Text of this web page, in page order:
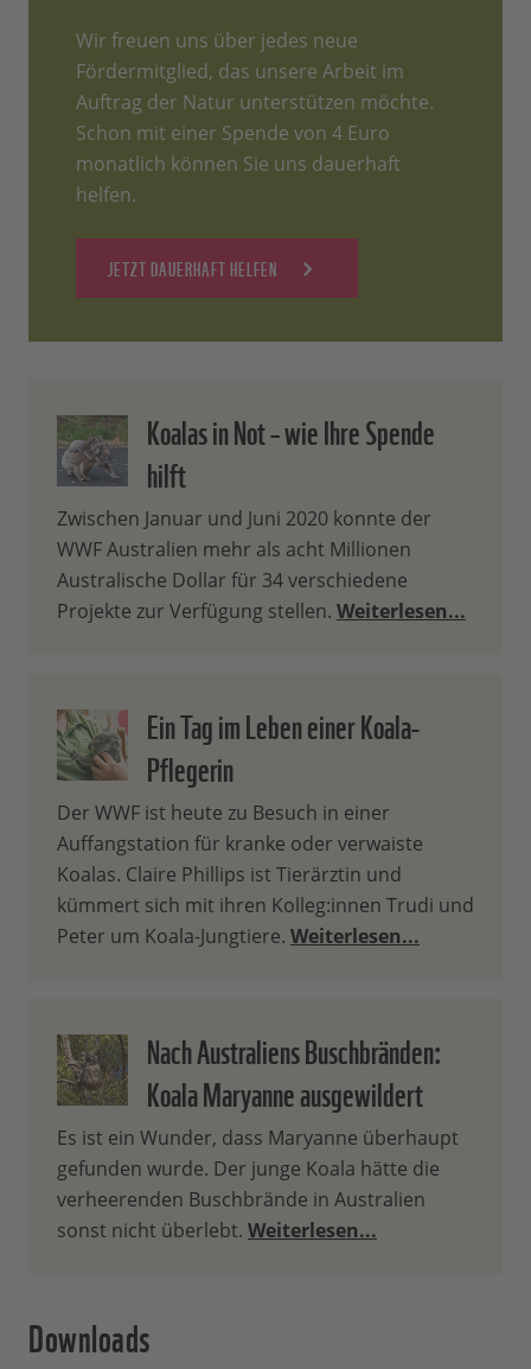
Wir freuen uns über jedes neue
Fördermitglied, das unsere Arbeit im
Auftrag der Natur unterstützen möchte.
Schon mit einer Spende von 4 Euro
monatlich können Sie uns dauerhaft
helfen.
JETZT DAUERHAFT HELFEN
Koalas in Not – wie Ihre Spende
hilft
Zwischen Januar und Juni 2020 konnte der
WWF Australien mehr als acht Millionen
Australische Dollar für 34 verschiedene
Projekte zur Verfügung stellen. Weiterlesen...
Ein Tag im Leben einer Koala-
Pflegerin
Der WWF ist heute zu Besuch in einer
Auffangstation für kranke oder verwaiste
Koalas. Claire Phillips ist Tierärztin und
kümmert sich mit ihren Kolleg:innen Trudi und
Peter um Koala-Jungtiere. Weiterlesen...
Nach Australiens Buschbränden:
Koala Maryanne ausgewildert
Es ist ein Wunder, dass Maryanne überhaupt
gefunden wurde. Der junge Koala hätte die
verheerenden Buschbrände in Australien
sonst nicht überlebt. Weiterlesen...
Downloads